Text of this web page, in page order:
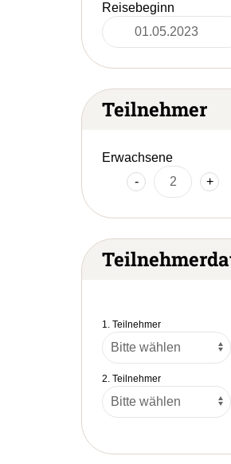
Reisebeginn
Teilnehmer
Erwachsene
-
+
1. Teilnehmer
2. Teilnehmer